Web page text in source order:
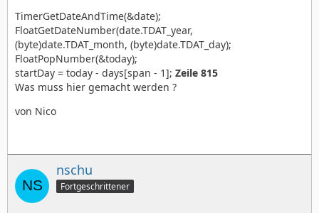
TimerGetDateAndTime(&date);
FloatGetDateNumber(date.TDAT_year,
(byte)date.TDAT_month, (byte)date.TDAT_day);
FloatPopNumber(&today);
startDay = today - days[span - 1]; Zeile 815
Was muss hier gemacht werden ?
von Nico
nschu
Fortgeschrittener